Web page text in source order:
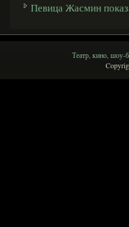
Певица Жасмин
Театр, кино, шоу-